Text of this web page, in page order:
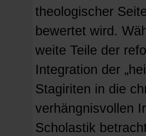
theologischer
bewertet wird.
weite Teile der
Integration der
Stagiriten in die
verhängnisvollen
Scholastik